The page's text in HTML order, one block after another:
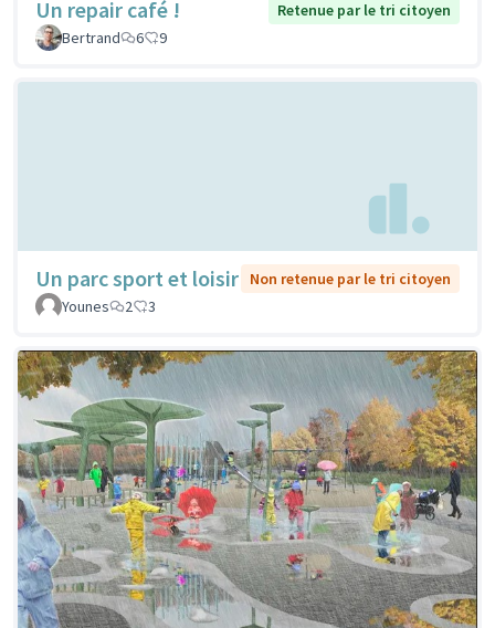
Un repair café !
Retenue par le tri citoyen
Bertrand
6 9
Un parc sport et loisir
Non retenue par le tri citoyen
Younes
2 3